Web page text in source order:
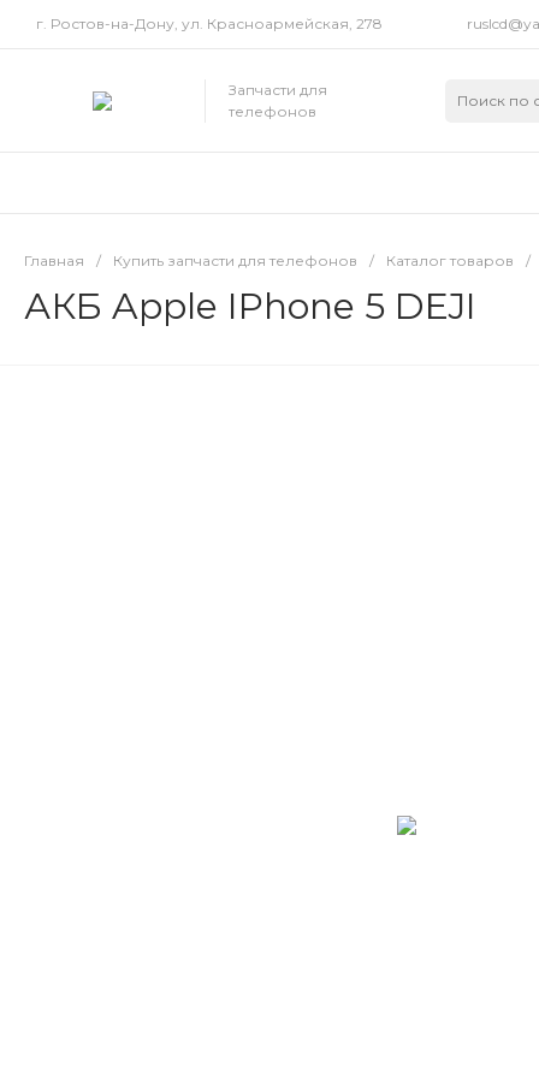
г. Ростов-на-Дону, ул. Красноармейская, 278
Запчасти для
телефонов
Главная / Купить запчасти для телефонов / Каталог товаров /
АКБ Apple IPhone 5 DEJI